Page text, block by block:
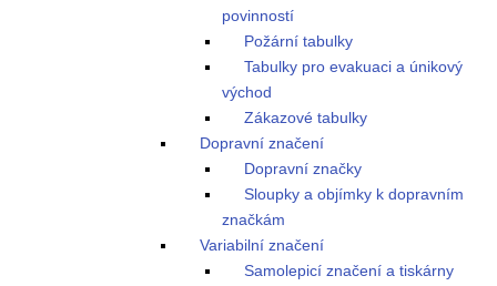
povinností
Požární tabulky
Tabulky pro evakuaci a únikový
východ
Zákazové tabulky
Dopravní značení
Dopravní značky
Sloupky a objímky k dopravním
značkám
Variabilní značení
Samolepicí značení a tiskárny